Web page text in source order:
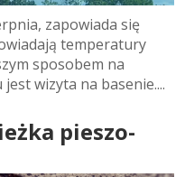
zapowiada się
temperatury
sposobem na
wizyta na basenie....
pieszo-